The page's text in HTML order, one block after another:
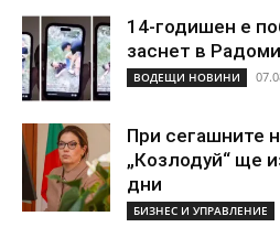
14-годишен е
заснет в
ВОДЕЩИ НОВИНИ
При сегашните
„Козлодуй“ ще
дни
БИЗНЕС И УПРАВЛЕНИЕ